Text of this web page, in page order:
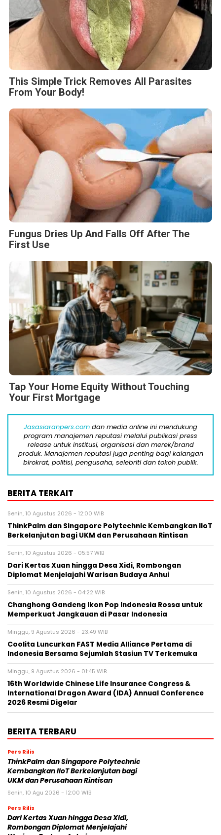
This Simple Trick Removes All Parasites
From Your Body!
Fungus Dries Up And Falls Off After The
First Use
Tap Your Home Equity Without Touching
Your First Mortgage
Jasasiaranpers.com dan media online ini mendukung
program manajemen reputasi melalui publikasi press
release untuk institusi, organisasi dan merek/brand
produk. Manajemen reputasi juga penting bagi kalangan
birokrat, politisi, pengusaha, selebriti dan tokoh publik.
BERITA TERKAIT
Senin, 10 Agustus 2026 - 12:00 WIB
ThinkPalm dan Singapore Polytechnic Kembangkan IIoT
Berkelanjutan bagi UKM dan Perusahaan Rintisan
Senin, 10 Agustus 2026 - 05:57 WIB
Dari Kertas Xuan hingga Desa Xidi, Rombongan
Diplomat Menjelajahi Warisan Budaya Anhui
Senin, 10 Agustus 2026 - 04:22 WIB
Changhong Gandeng Ikon Pop Indonesia Rossa untuk
Memperkuat Jangkauan di Pasar Indonesia
Minggu, 9 Agustus 2026 - 23:49 WIB
Coolita Luncurkan FAST Media Alliance Pertama di
Indonesia Bersama Sejumlah Stasiun TV Terkemuka
Minggu, 9 Agustus 2026 - 01:45 WIB
16th Worldwide Chinese Life Insurance Congress &
International Dragon Award (IDA) Annual Conference
2026 Resmi Digelar
BERITA TERBARU
Pers Rilis
ThinkPalm dan Singapore Polytechnic
Kembangkan IIoT Berkelanjutan bagi
UKM dan Perusahaan Rintisan
Senin, 10 Agu 2026 - 12:00 WIB
Pers Rilis
Dari Kertas Xuan hingga Desa Xidi,
Rombongan Diplomat Menjelajahi